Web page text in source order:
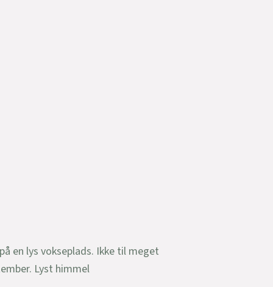
en lys vokseplads. Ikke til meget
Lyst himmel